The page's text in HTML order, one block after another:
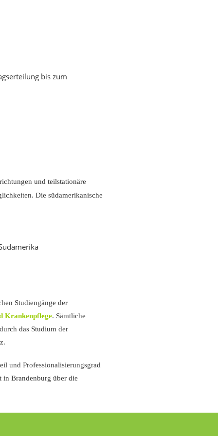
bis zum
und teilstationäre
Die südamerikanische
Studiengänge der
Krankenpflege. Sämtliche
das Studium der
und Professionalisierungsgrad
in Brandenburg über die